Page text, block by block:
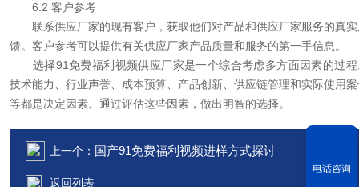
6.2 客户参考
联系供应厂家的现有客户，获取他们对产品和供应厂家服务的真实
馈。客户参考可以提供有关供应厂家产品质量和服务的第一手信息。
选择91免费福利视频供应厂家是一个综合考虑多方面因素的过程
技术能力、行业声誉、成本预算、产品创新、供应链管理和实际使用
等都是决定因素。通过评估这些因素，做出明智的选择。
上一个： 国产91免费福利视频进样方式探讨
返回列表
电话咨询